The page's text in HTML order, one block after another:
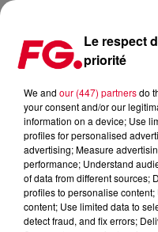
LA MUSIC STORY DU JOUR :
Publié : 4 octobre 2019 à
Le respect
priorité
We and our (447) partnersdo
your consent and/or our
information on a device; Use
profiles for personalised
advertising; Measure
performance; Understand
of data from different sources;
profiles to personalise
content; Use limited data to
detect fraud, and fix errors;